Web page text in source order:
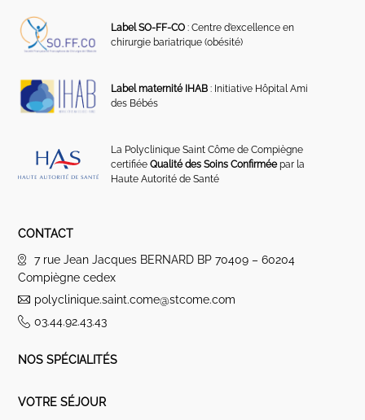
Label SO-FF-CO : Centre d’excellence en
chirurgie bariatrique (obésité)
Label maternité IHAB : Initiative Hôpital Ami
des Bébés
La Polyclinique Saint Côme de Compiègne
certifiéeQualité des Soins Confirméepar la
Haute Autorité de Santé
CONTACT
7 rue Jean Jacques BERNARD BP 70409 – 60204
Compiègne cedex
polyclinique.saint.come@stcome.com
03.44.92.43.43
NOS SPÉCIALITÉS
VOTRE SÉJOUR